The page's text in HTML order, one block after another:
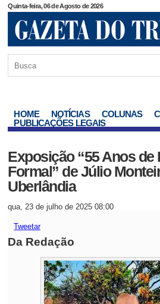
Quinta-feira, 06 de Agosto de 2026
HOME NOTÍCIAS COLUNAS
PUBLICAÇÕES LEGAIS
Exposição “55 Anos de
Formal” de Júlio
Uberlândia
qua, 23 de julho de 2025 08:00
Tweetar
Da Redação